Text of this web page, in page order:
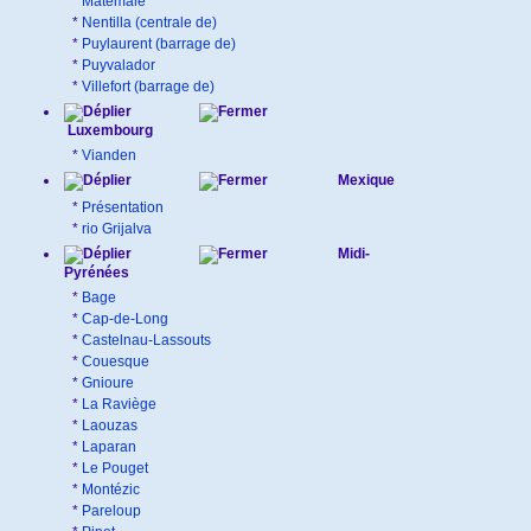
* Nentilla (centrale de)
* Puylaurent (barrage de)
* Puyvalador
* Villefort (barrage de)
Luxembourg
* Vianden
Mexique
* Présentation
* rio Grijalva
Midi-
Pyrénées
* Bage
* Cap-de-Long
* Castelnau-Lassouts
* Couesque
* Gnioure
* La Raviège
* Laouzas
* Laparan
* Le Pouget
* Montézic
* Pareloup